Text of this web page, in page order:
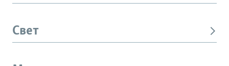
Свет